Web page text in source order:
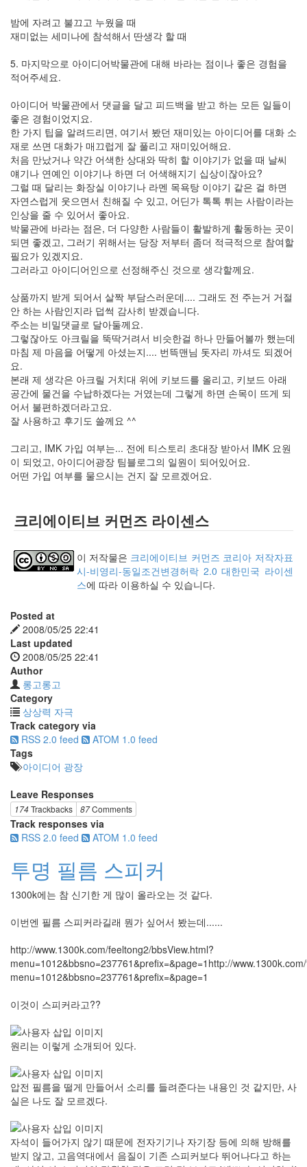
밤에 자려고 불끄고 누웠을 때
재미없는 세미나에 참석해서 딴생각 할 때
5. 마지막으로 아이디어박물관에 대해 바라는 점이나 좋은 경험을
적어주세요.
아이디어 박물관에서 댓글을 달고 피드백을 받고 하는 모든 일들이
좋은 경험이었지요.
한 가지 팁을 알려드리면, 여기서 봤던 재미있는 아이디어를 대화 소
재로 쓰면 대화가 매끄럽게 잘 풀리고 재미있어해요.
처음 만났거나 약간 어색한 상대와 딱히 할 이야기가 없을 때 날씨
얘기나 연예인 이야기나 하면 더 어색해지기 십상이잖아요?
그럴 때 달리는 화장실 이야기나 라멘 목욕탕 이야기 같은 걸 하면
자연스럽게 웃으면서 친해질 수 있고, 어딘가 톡톡 튀는 사람이라는
인상을 줄 수 있어서 좋아요.
박물관에 바라는 점은, 더 다양한 사람들이 활발하게 활동하는 곳이
되면 좋겠고, 그러기 위해서는 당장 저부터 좀더 적극적으로 참여할
필요가 있겠지요.
그러라고 아이디어인으로 선정해주신 것으로 생각할께요.
상품까지 받게 되어서 살짝 부담스러운데.... 그래도 전 주는거 거절
안 하는 사람인지라 덥썩 감사히 받겠습니다.
주소는 비밀댓글로 달아둘께요.
그렇잖아도 아크릴을 뚝딱거려서 비슷한걸 하나 만들어볼까 했는데
마침 제 마음을 어떻게 아셨는지.... 번뜩맨님 돗자리 까셔도 되겠어
요.
본래 제 생각은 아크릴 거치대 위에 키보드를 올리고, 키보드 아래
공간에 물건을 수납하겠다는 거였는데 그렇게 하면 손목이 뜨게 되
어서 불편하겠더라고요.
잘 사용하고 후기도 쓸께요 ^^
그리고, IMK 가입 여부는... 전에 티스토리 초대장 받아서 IMK 요원
이 되었고, 아이디어광장 팀블로그의 일원이 되어있어요.
어떤 가입 여부를 물으시는 건지 잘 모르겠어요.
크리에이티브 커먼즈 라이센스
이 저작물은 크리에이티브 커먼즈 코리아 저작자표
시-비영리-동일조건변경허락 2.0 대한민국 라이센
스에 따라 이용하실 수 있습니다.
Posted at
2008/05/25 22:41
Last updated
2008/05/25 22:41
Author
롱고롱고
Category
상상력 자극
Track category via
RSS 2.0 feed
ATOM 1.0 feed
Tags
아이디어 광장
Leave Responses
174Trackbacks 87Comments
Track responses via
RSS 2.0 feed
ATOM 1.0 feed
투명 필름 스피커
1300k에는 참 신기한 게 많이 올라오는 것 같다.
이번엔 필름 스피커라길래 뭔가 싶어서 봤는데......
http://www.1300k.com/feeltong2/bbsView.html?
menu=1012&bbsno=237761&prefix=&page=1http://
menu=1012&bbsno=237761&prefix=&page=1
이것이 스피커라고??
원리는 이렇게 소개되어 있다.
압전 필름을 떨게 만들어서 소리를 들려준다는 내용인 것 같지만, 사
실은 나도 잘 모르겠다.
자석이 들어가지 않기 때문에 전자기기나 자기장 등에 의해 방해를
받지 않고, 고음역대에서 음질이 기존 스피커보다 뛰어나다고 하는